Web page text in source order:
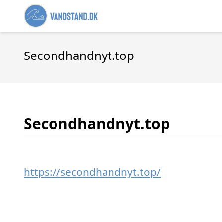
Secondhandnyt.top
Secondhandnyt.top
https://secondhandnyt.top/